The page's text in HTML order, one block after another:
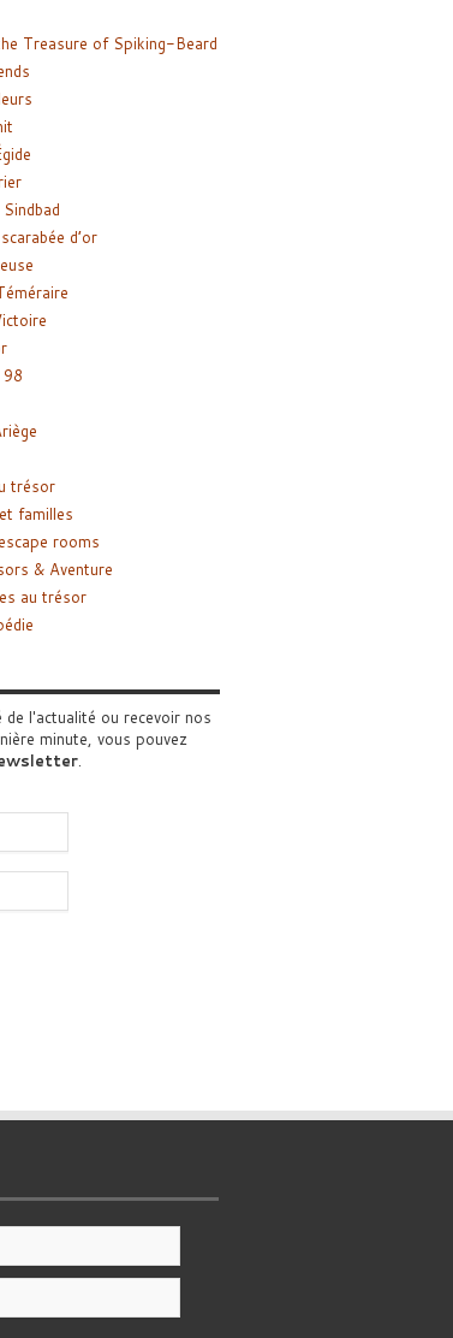
Treasure of Spiking-Beard
d’or
98
trésor
familles
rooms
& Aventure
au trésor
l'actualité ou recevoir nos
minute, vous pouvez
.